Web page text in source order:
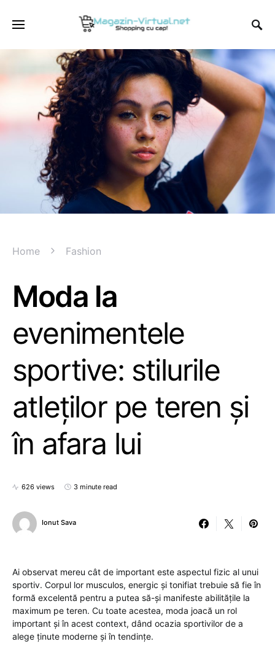
Home Fashion
Moda la
evenimentele
sportive: stilurile
atleților pe teren și
în afara lui
626 views 3 minute read
Ionut Sava
Ai observat mereu cât de important este aspectul fizic al unui
sportiv. Corpul lor musculos, energic și tonifiat trebuie să fie în
formă excelentă pentru a putea să-și manifeste abilitățile la
maximum pe teren. Cu toate acestea, moda joacă un rol
important și în acest context, dând ocazia sportivilor de a
alege ținute moderne și în tendințe.